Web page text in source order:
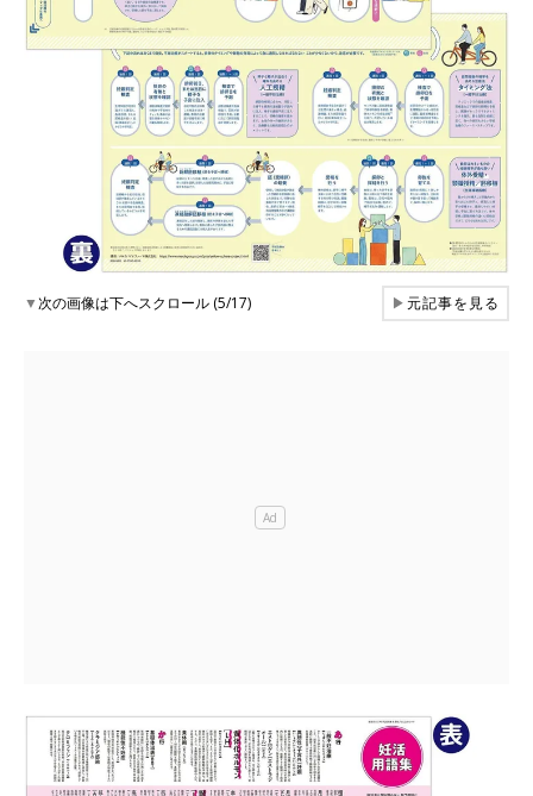
▼次の画像は下へスクロール (5/17) ▶元記事を見る